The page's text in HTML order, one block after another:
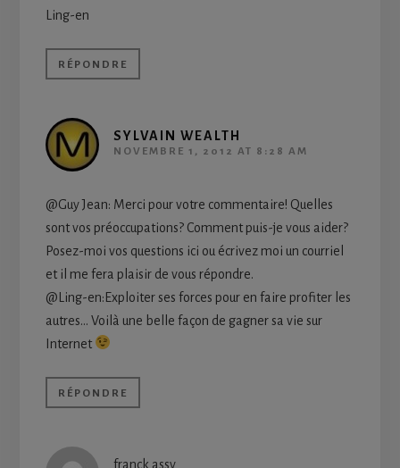
Ling-en
RÉPONDRE
SYLVAIN WEALTH
NOVEMBRE 1, 2012 AT 8:28 AM
@Guy Jean: Merci pour votre commentaire! Quelles
sont vos préoccupations? Comment puis-je vous aider?
Posez-moi vos questions ici ou écrivez moi un courriel
et il me fera plaisir de vous répondre.
@Ling-en:Exploiter ses forces pour en faire profiter les
autres… Voilà une belle façon de gagner sa vie sur
Internet
RÉPONDRE
franck assy